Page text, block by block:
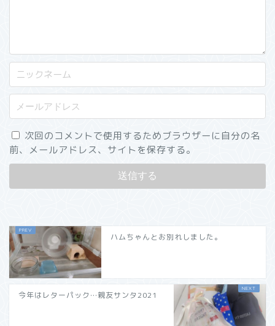
次回のコメントで使用するためブラウザーに自分の名
前、メールアドレス、サイトを保存する。
ハムちゃんとお別れしました。
今年はレターパック…親友サンタ2021